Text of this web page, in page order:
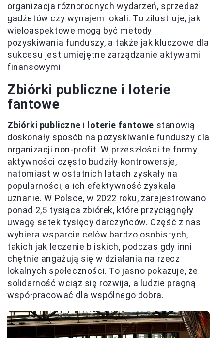
organizacja różnorodnych wydarzeń, sprzedaż
gadżetów czy wynajem lokali. To zilustruje, jak
wieloaspektowe mogą być metody
pozyskiwania funduszy, a także jak kluczowe dla
sukcesu jest umiejętne zarządzanie aktywami
finansowymi.
Zbiórki publiczne i loterie
fantowe
Zbiórki publiczne i loterie fantowe stanowią
doskonały sposób na pozyskiwanie funduszy dla
organizacji non-profit. W przeszłości te formy
aktywności często budziły kontrowersje,
natomiast w ostatnich latach zyskały na
popularności, a ich efektywność zyskała
uznanie. W Polsce, w 2022 roku, zarejestrowano
ponad 2,5 tysiąca zbiórek, które przyciągnęły
uwagę setek tysięcy darczyńców. Część z nas
wybiera wsparcie celów bardzo osobistych,
takich jak leczenie bliskich, podczas gdy inni
chętnie angażują się w działania na rzecz
lokalnych społeczności. To jasno pokazuje, że
solidarność wciąż się rozwija, a ludzie pragną
współpracować dla wspólnego dobra.